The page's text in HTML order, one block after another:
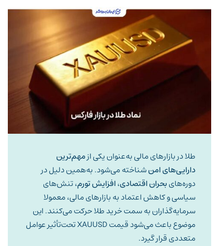
طلا در بازارهای مالی به‌عنوان یکی ازمهم‌ترین
دارایی‌های امنشناخته می‌شود. به‌همین دلیل در
دوره‌هایبحران اقتصادی،افزایش تورم، تنش‌های
سیاسی و کاهش اعتماد به بازارهای مالی، معمولا
سرمایه‌گذاران به سمت خرید طلا حرکت می‌کنند. این
موضوع باعث می‌شود قیمت XAUUSD تحت‌تأثیر عوامل
متعددی قرار گیرد.